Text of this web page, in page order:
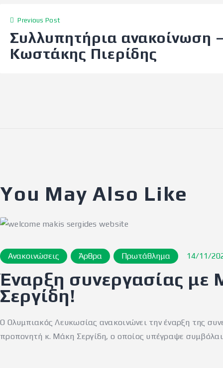
Previous Post
Συλλυπητήρια ανακοίνωση
Κωστάκης Πιερίδης
You May Also Like
Ανακοινώσεις Άρθρα Πρωτάθλημα 14/11/
Έναρξη συνεργασίας με
Σεργίδη!
Ο Ολυμπιακός Λευκωσίας ανακοινώνει την έναρξη της
προπονητή κ. Μάκη Σεργίδη, ο οποίος υπέγραψε